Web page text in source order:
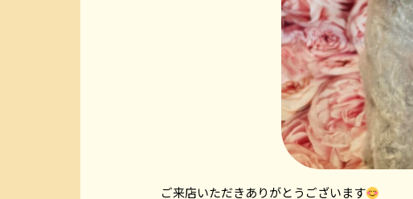
ご来店いただきありがとうございます